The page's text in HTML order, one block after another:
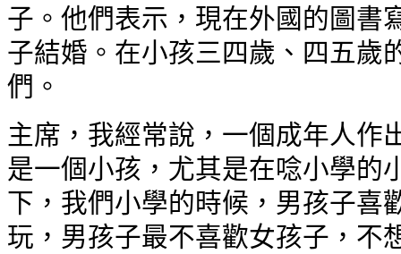
子。他們表示，現在外國的圖書
子結婚。在小孩三四歲、四五歲
們。
主席，我經常說，一個成年人作
是一個小孩，尤其是在唸小學的
下，我們小學的時候，男孩子喜
玩，男孩子最不喜歡女孩子，不